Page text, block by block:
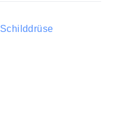
Schilddrüse